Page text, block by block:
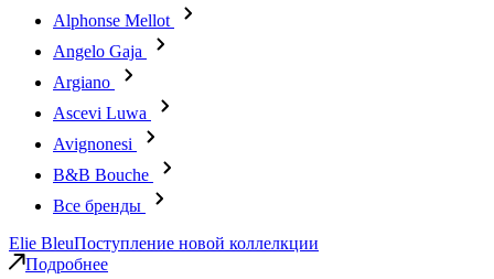
Alphonse Mellot
Angelo Gaja
Argiano
Ascevi Luwa
Avignonesi
B&B Bouche
Все бренды
Elie BleuПоступление новой коллелкции
Подробнее